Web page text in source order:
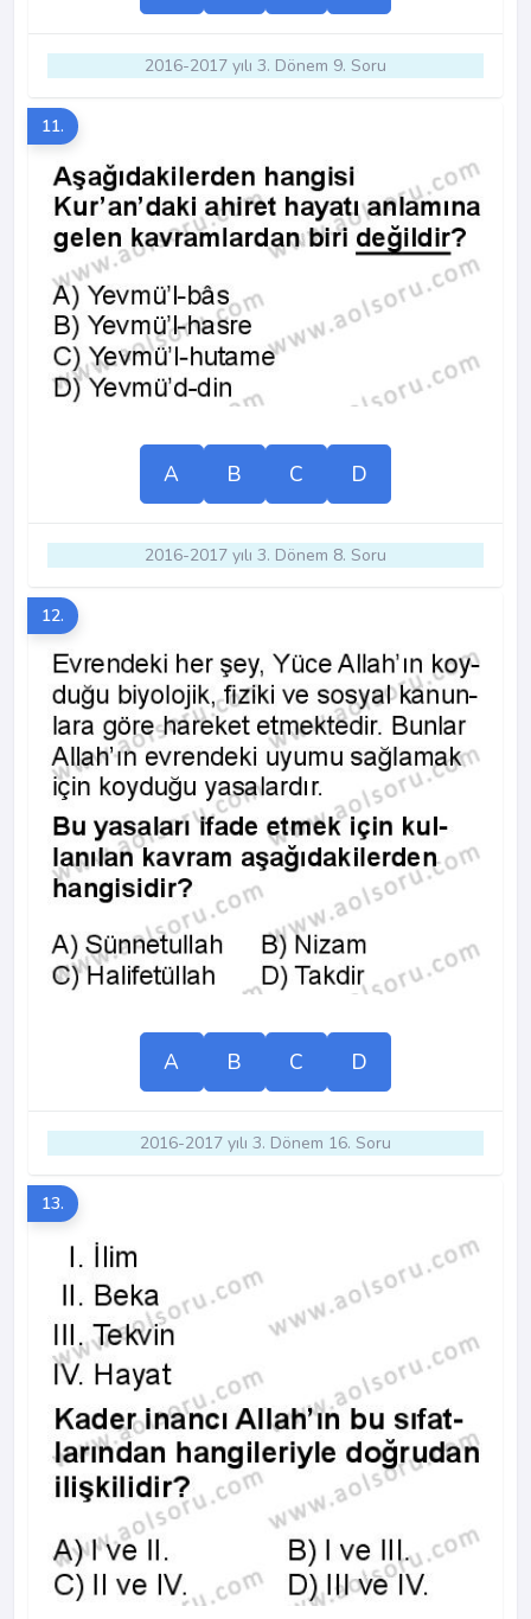
2016-2017 yılı 3. Dönem 9. Soru
11.
A B C D
2016-2017 yılı 3. Dönem 8. Soru
12.
A B C D
2016-2017 yılı 3. Dönem 16. Soru
13.